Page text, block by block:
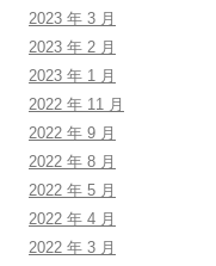
2023 年 3 月
2023 年 2 月
2023 年 1 月
2022 年 11 月
2022 年 9 月
2022 年 8 月
2022 年 5 月
2022 年 4 月
2022 年 3 月